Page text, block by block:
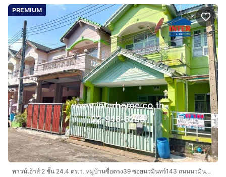
PREMIUM
ทาวน์เฮ้าส์ 2 ชั้น 24.4 ตร.ว. หมู่บ้านซื่อตรง39 ซอยนวมินทร์143 ถนนนวมินทร์ ถนนรามอินทรา เขตบึงกุ่ม กรุงเทพมหานคร